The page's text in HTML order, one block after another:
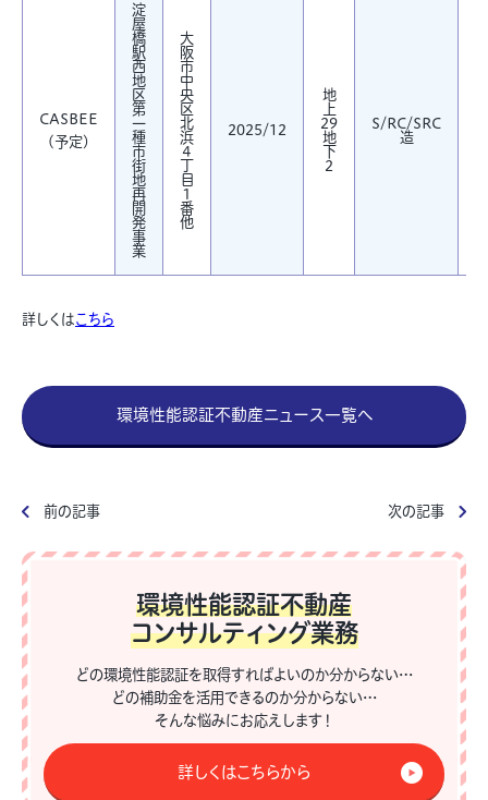
CASBEE
(予定)
淀
屋
橋
駅
西
地
区
第
一
種
市
街
地
再
開
発
事
業
大
阪
市
中
央
区
北
浜
４
丁
目
１
番
他
2025/12
地
上
29
地
下
2
S/RC/SRC
造
詳しくはこちら
環境性能認証不動産ニュース一覧へ
前の記事 次の記事
環境性能認証不動産
コンサルティング業務
どの環境性能認証を取得すればよいのか分からない…
どの補助金を活用できるのか分からない…
そんな悩みにお応えします！
詳しくはこちらから